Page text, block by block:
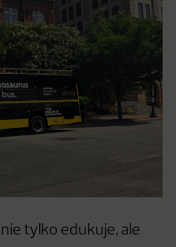
tylko edukuje, ale